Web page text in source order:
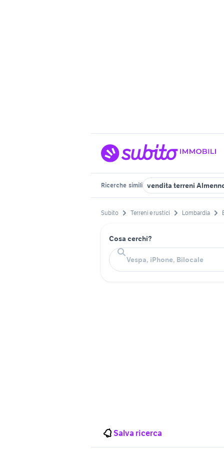
Ricerche simili vendita terreni
Subito Terreni e rustici Lombardia
Cosa cerchi?
Salva ricerca